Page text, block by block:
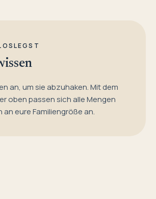
an, um sie abzuhaken. Mit dem
oben passen sich alle Mengen
eure Familiengröße an.